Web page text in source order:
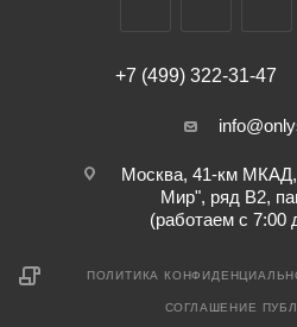
+7 (499) 322-31-47
Москва, 41-км
Мир", ряд В2,
(работаем с 7:00
ПОЛИТИКА
СОГЛАШЕНИЕ